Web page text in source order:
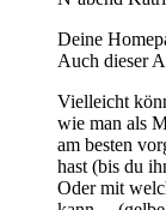
Deine
Auch dieser
Vielleicht
wie man als
am besten
hast (bis du
Oder mit